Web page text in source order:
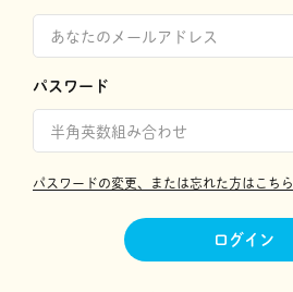
パスワード
パスワードの変更、または忘れた方はこちら
ログイン